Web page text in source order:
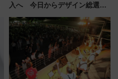
入へ 今日からデザイン総選挙